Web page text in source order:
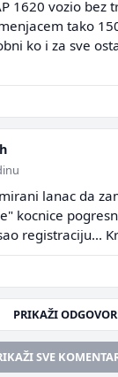
1620 vozio bez
tako
ko i za sve
lanac da
kocnice
registraciju...
PRIKAŽI
SVE